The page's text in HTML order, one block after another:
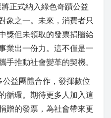
正式納入綠色奇蹟公益
象之一。未來，消費者只
獎但未領取的發票捐贈給
業出一份力。這不僅是一
手推動社會變革的契機。
益團體合作，發揮數位
循環。期待更多人加入這
贈的發票，為社會帶來更